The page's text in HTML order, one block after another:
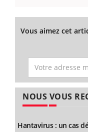
Vous aimez cet
NOUS VOUS
Hantavirus : un cas